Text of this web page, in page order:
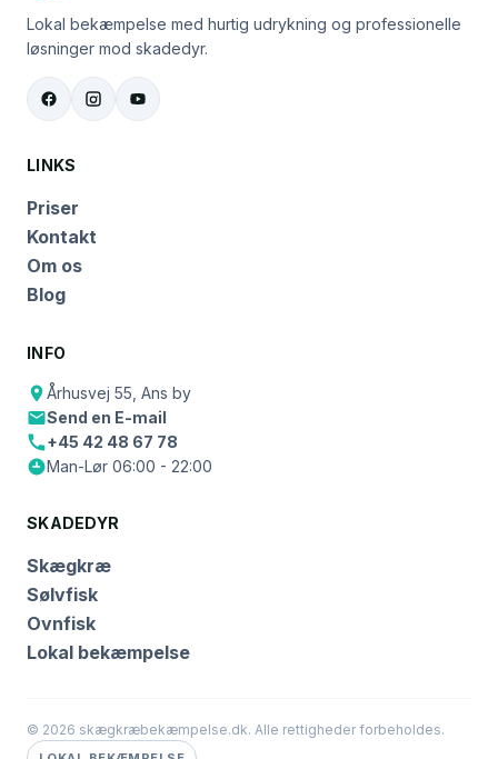
Lokal bekæmpelse med hurtig udrykning og professionelle
løsninger mod skadedyr.
LINKS
Priser
Kontakt
Om os
Blog
INFO
Århusvej 55, Ans by
Send en E-mail
+45 42 48 67 78
Man-Lør 06:00 - 22:00
SKADEDYR
Skægkræ
Sølvfisk
Ovnfisk
Lokal bekæmpelse
© 2026 skægkræbekæmpelse.dk. Alle rettigheder forbeholdes.